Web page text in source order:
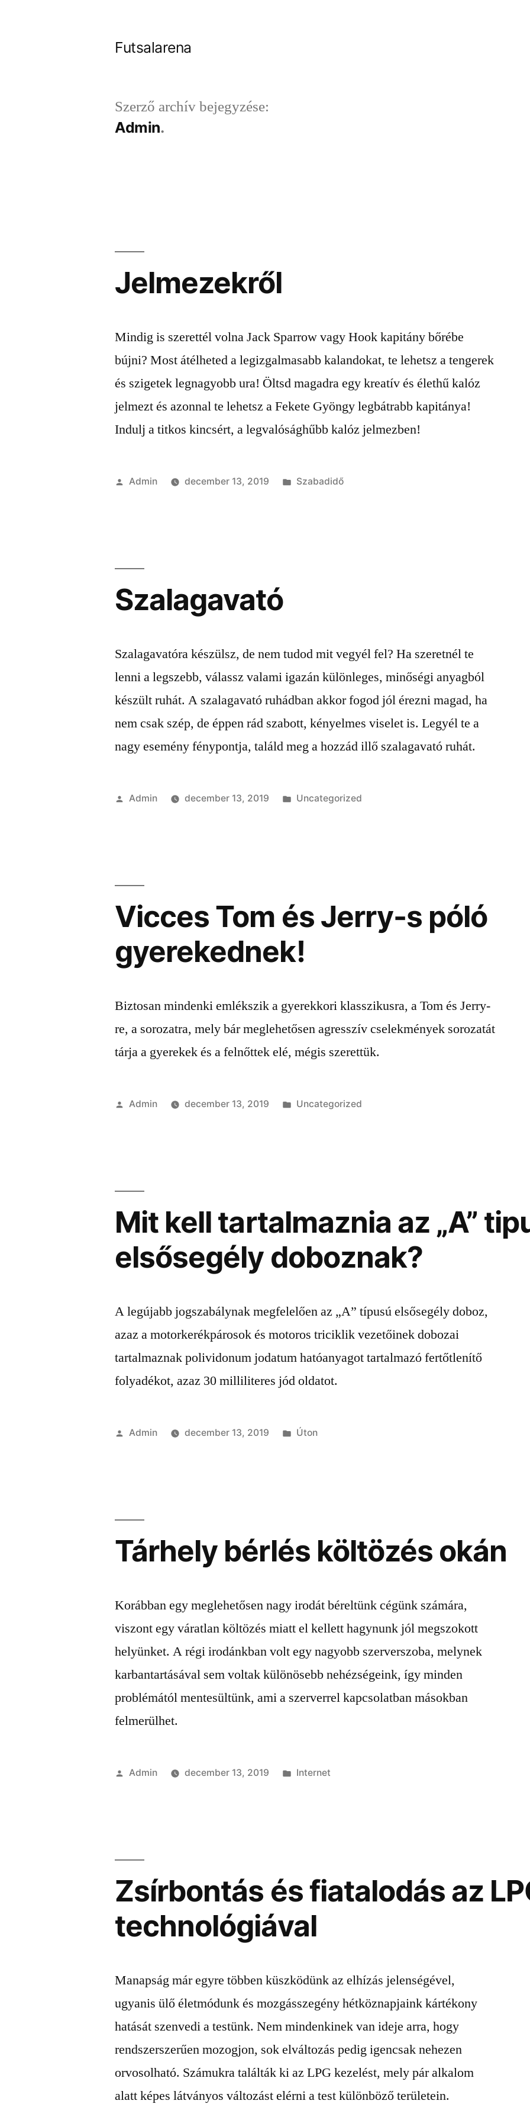
Futsalarena
Szerző archív bejegyzése:
Admin
Jelmezekről
Mindig is szerettél volna Jack Sparrow vagy Hook kapitány bőrébe
bújni? Most átélheted a legizgalmasabb kalandokat, te lehetsz a tengerek
és szigetek legnagyobb ura! Öltsd magadra egy kreatív és élethű kalóz
jelmezt és azonnal te lehetsz a Fekete Gyöngy legbátrabb kapitánya!
Indulj a titkos kincsért, a legvalósághűbb kalóz jelmezben!
Szerző:
Admin december 13, 2019 Kategória:
Szabadidő
Szalagavató
Szalagavatóra készülsz, de nem tudod mit vegyél fel? Ha szeretnél te
lenni a legszebb, válassz valami igazán különleges, minőségi anyagból
készült ruhát. A szalagavató ruhádban akkor fogod jól érezni magad, ha
nem csak szép, de éppen rád szabott, kényelmes viselet is. Legyél te a
nagy esemény fénypontja, találd meg a hozzád illő szalagavató ruhát.
Szerző:
Admin december 13, 2019 Kategória:
Uncategorized
Vicces Tom és Jerry-s póló
gyerekednek!
Biztosan mindenki emlékszik a gyerekkori klasszikusra, a Tom és Jerry-
re, a sorozatra, mely bár meglehetősen agresszív cselekmények sorozatát
tárja a gyerekek és a felnőttek elé, mégis szerettük.
Szerző:
Admin december 13, 2019 Kategória:
Uncategorized
Mit kell tartalmaznia az „A”
elsősegély doboznak?
A legújabb jogszabálynak megfelelően az „A” típusú elsősegély doboz,
azaz a motorkerékpárosok és motoros triciklik vezetőinek dobozai
tartalmaznak polividonum jodatum hatóanyagot tartalmazó fertőtlenítő
folyadékot, azaz 30 milliliteres jód oldatot.
Szerző:
Admin december 13, 2019 Kategória:
Úton
Tárhely bérlés költözés okán
Korábban egy meglehetősen nagy irodát béreltünk cégünk számára,
viszont egy váratlan költözés miatt el kellett hagynunk jól megszokott
helyünket. A régi irodánkban volt egy nagyobb szerverszoba, melynek
karbantartásával sem voltak különösebb nehézségeink, így minden
problémától mentesültünk, ami a szerverrel kapcsolatban másokban
felmerülhet.
Szerző:
Admin december 13, 2019 Kategória:
Internet
Zsírbontás és fiatalodás az
technológiával
Manapság már egyre többen küszködünk az elhízás jelenségével,
ugyanis ülő életmódunk és mozgásszegény hétköznapjaink kártékony
hatását szenvedi a testünk. Nem mindenkinek van ideje arra, hogy
rendszerszerűen mozogjon, sok elváltozás pedig igencsak nehezen
orvosolható. Számukra találták ki az LPG kezelést, mely pár alkalom
alatt képes látványos változást elérni a test különböző területein.